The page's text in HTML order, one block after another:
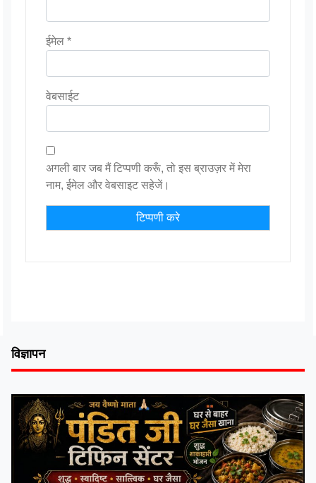
ईमेल*
वेबसाईट
अगली बार जब मैं टिप्पणी करूँ, तो इस ब्राउज़र में मेरा
नाम, ईमेल और वेबसाइट सहेजें।
विज्ञापन